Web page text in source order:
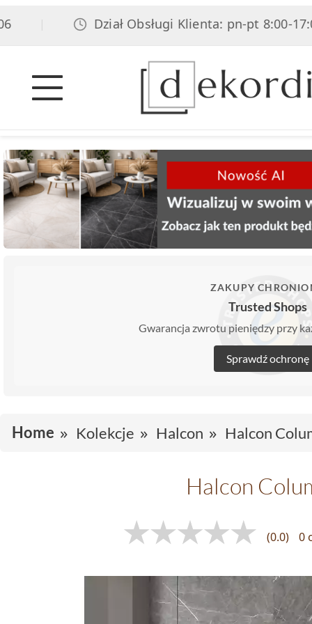
Dział Obsługi Klienta: pn-pt 8:00-
ZAKUPY
Trusted Shops
Gwarancja zwrotu pieniędzy przy
Sprawdź ochronę
Home Kolekcje Halcon Halcon
Halcon
(0.0) 0